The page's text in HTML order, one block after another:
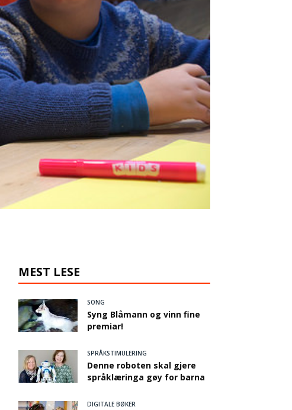
MEST LESE
SONG
Syng Blåmann og vinn fine
premiar!
SPRÅKSTIMULERING
Denne roboten skal gjere
språklæringa gøy for barna
DIGITALE BØKER